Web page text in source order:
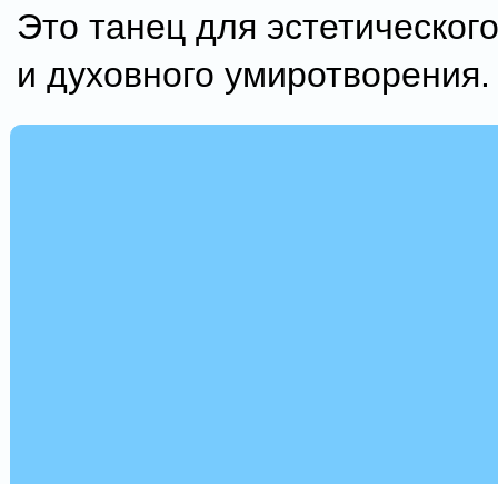
Это танец для
и духовного умиротворения.